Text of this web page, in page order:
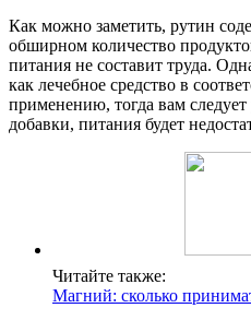
Как можно заметить, рутин
обширном количество
питания не составит труда.
как лечебное средство в
применению, тогда вам следует
добавки, питания будет
Читайте также:
Магний: сколько